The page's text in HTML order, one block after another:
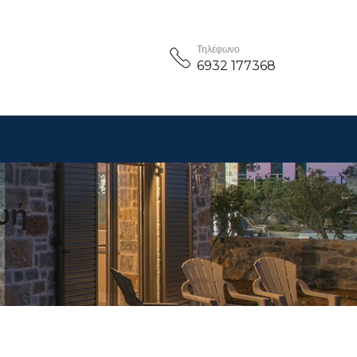
Τηλέφωνο
6932 177368